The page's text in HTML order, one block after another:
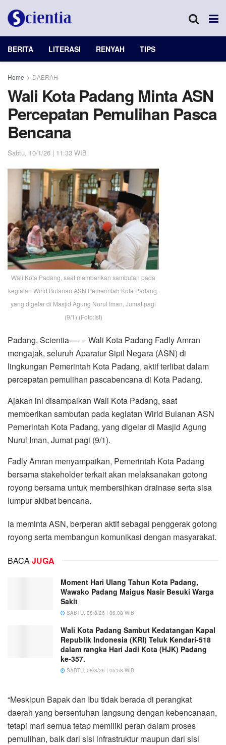
BERITA LITERASI RENYAH TIPS
Home DAERAH
Wali Kota Padang Minta ASN
Percepatan Pemulihan Pasca
Bencana
Sabtu, 10/1/26 | 11:33 WIB
Wali Kota Padang, saat memberikan sambutan pada
kegiatan Wirid Bulanan ASN Pemerintah Kota Padang,
yang digelar di Masjid Agung Nurul Iman, Jumat pagi
(9/1).(Foto:Ist)
Padang, Scientia—- – Wali Kota Padang Fadly Amran
mengajak, seluruh Aparatur Sipil Negara (ASN) di
lingkungan Pemerintah Kota Padang, aktif terlibat dalam
percepatan pemulihan pascabencana di Kota Padang.
Ajakan ini disampaikan Wali Kota Padang, saat
memberikan sambutan pada kegiatan Wirid Bulanan ASN
Pemerintah Kota Padang, yang digelar di Masjid Agung
Nurul Iman, Jumat pagi (9/1).
Fadly Amran menyampaikan, Pemerintah Kota Padang
bersama stakeholder terkait akan melaksanakan gotong
royong bersama untuk membersihkan drainase serta sisa
lumpur akibat bencana.
Ia meminta ASN, berperan aktif sebagai penggerak gotong
royong serta membangun komunikasi dengan masyarakat.
BACAJUGA
Moment Hari Ulang Tahun Kota Padang,
Wawako Padang Maigus Nasir Besuki Warga
Sakit
SABTU, 08/8/26 | 06:08 WIB
Wali Kota Padang Sambut Kedatangan Kapal
Republik Indonesia (KRI) Teluk Kendari-518
dalam rangka Hari Jadi Kota (HJK) Padang
ke-357.
SABTU, 08/8/26 | 05:58 WIB
“Meskipun Bapak dan Ibu tidak berada di perangkat
daerah yang bersentuhan langsung dengan kebencanaan,
tetapi mari semua tetap memiliki peran dalam proses
pemulihan, baik dari sisi infrastruktur maupun dari sisi